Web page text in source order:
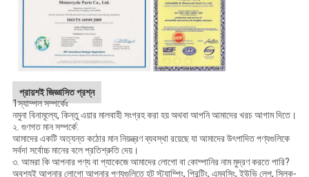
প্রায়শই জিজ্ঞাসিত প্রশ্ন
1স্যাম্পল সম্পর্কেঃ
নমুনা বিনামূল্যে, কিন্তু এয়ার মালবাহী সংগ্রহ করা হয় অথবা আপনি আমাদের খরচ আগাম দিতে।
২. গুণগত মান সম্পর্কে:
আমাদের একটি অত্যন্ত কঠোর মান নিয়ন্ত্রণ ব্যবস্থা রয়েছে যা আমাদের উৎপাদিত পণ্যগুলিকে
সর্বদা সর্বোচ্চ মানের বলে প্রতিশ্রুতি দেয়।
৩. আমরা কি আপনার পণ্য বা প্যাকেজে আমাদের লোগো বা কোম্পানির নাম মুদ্রণ করতে পারি?
অবশ্যই আপনার লোগো আপনার পণ্যগুলিতে হট স্ট্যাম্পিং, প্রিন্টিং, এমবসিং, ইউভি লেপ, সিল্ক-